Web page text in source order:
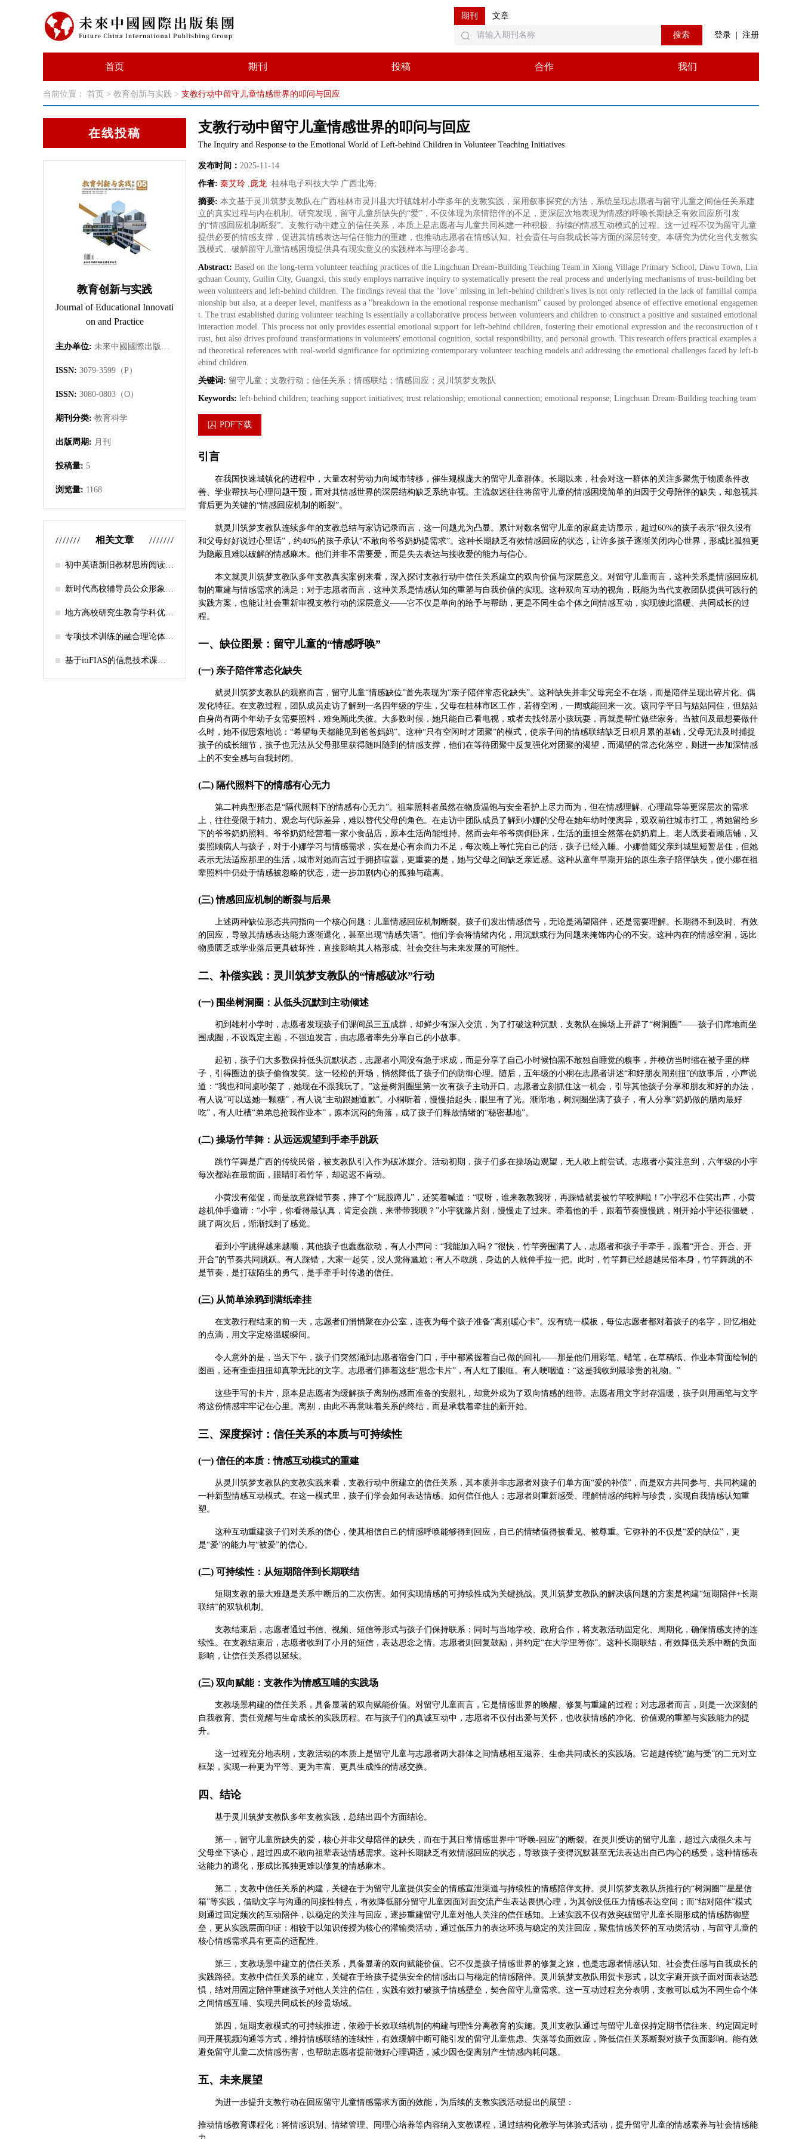
期刊 文章
搜索 登录 注册
首页 期刊 投稿 合作 我们
当前位置： 首页 > 教育创新与实践 > 支教行动中留守儿童情感世界的叩问与回应
在线投稿
教育创新与实践
Journal of Educational Innovati
on and Practice
主办单位: 未來中國國際出版集團有限公司
ISSN: 3079-3599（P）
ISSN: 3080-0803（O）
期刊分类: 教育科学
出版周期: 月刊
投稿量: 5
浏览量: 1168
相关文章
初中英语新旧教材思辨阅读任
新时代高校辅导员公众形象塑
地方高校研究生教育学科优化
径探析
专项技术训练的融合理论体系
基于itiFIAS的信息技术课堂
支教行动中留守儿童情感世界的叩问与回应
The Inquiry and Response to the Emotional World of Left-behind Children in Volunteer Teaching Initiatives
发布时间： 2025-11-14
作者: 秦艾玲 ,庞龙 :桂林电子科技大学 广西北海;
摘要: 本文基于灵川筑梦支教队在广西桂林市灵川县大圩镇雄村小学多年的支教实践，采用叙事探究的方法，系统呈现志愿者与留守儿童之间信任关系建
立的真实过程与内在机制。研究发现，留守儿童所缺失的“爱”，不仅体现为亲情陪伴的不足，更深层次地表现为情感的呼唤长期缺乏有效回应所引发
的“情感回应机制断裂”。支教行动中建立的信任关系，本质上是志愿者与儿童共同构建一种积极、持续的情感互动模式的过程。这一过程不仅为留守儿童
提供必要的情感支撑，促进其情感表达与信任能力的重建，也推动志愿者在情感认知、社会责任与自我成长等方面的深层转变。本研究为优化当代支教实
践模式、破解留守儿童情感困境提供具有现实意义的实践样本与理论参考。
Abstract: Based on the long-term volunteer teaching practices of the Lingchuan Dream-Building Teaching Team in Xiong Village Primary School, Dawu Town, Lin
gchuan County, Guilin City, Guangxi, this study employs narrative inquiry to systematically present the real process and underlying mechanisms of trust-building bet
ween volunteers and left-behind children. The findings reveal that the "love" missing in left-behind children's lives is not only reflected in the lack of familial compa
nionship but also, at a deeper level, manifests as a "breakdown in the emotional response mechanism" caused by prolonged absence of effective emotional engagemen
t. The trust established during volunteer teaching is essentially a collaborative process between volunteers and children to construct a positive and sustained emotional
interaction model. This process not only provides essential emotional support for left-behind children, fostering their emotional expression and the reconstruction of t
rust, but also drives profound transformations in volunteers' emotional cognition, social responsibility, and personal growth. This research offers practical examples a
nd theoretical references with real-world significance for optimizing contemporary volunteer teaching models and addressing the emotional challenges faced by left-b
ehind children.
关键词: 留守儿童；支教行动；信任关系；情感联结；情感回应；灵川筑梦支教队
Keywords: left-behind children; teaching support initiatives; trust relationship; emotional connection; emotional response; Lingchuan Dream-Building teaching team
PDF下载
引言
在我国快速城镇化的进程中，大量农村劳动力向城市转移，催生规模庞大的留守儿童群体。长期以来，社会对这一群体的关注多聚焦于物质条件改
善、学业帮扶与心理问题干预，而对其情感世界的深层结构缺乏系统审视。主流叙述往往将留守儿童的情感困境简单的归因于父母陪伴的缺失，却忽视其
背后更为关键的“情感回应机制的断裂”。
就灵川筑梦支教队连续多年的支教总结与家访记录而言，这一问题尤为凸显。累计对数名留守儿童的家庭走访显示，超过60%的孩子表示“很久没有
和父母好好说过心里话”，约40%的孩子承认“不敢向爷爷奶奶提需求”。这种长期缺乏有效情感回应的状态，让许多孩子逐渐关闭内心世界，形成比孤独更
为隐蔽且难以破解的情感麻木。他们并非不需要爱，而是失去表达与接收爱的能力与信心。
本文就灵川筑梦支教队多年支教真实案例来看，深入探讨支教行动中信任关系建立的双向价值与深层意义。对留守儿童而言，这种关系是情感回应机
制的重建与情感需求的满足；对于志愿者而言，这种关系是情感认知的重塑与自我价值的实现。这种双向互动的视角，既能为当代支教团队提供可践行的
实践方案，也能让社会重新审视支教行动的深层意义——它不仅是单向的给予与帮助，更是不同生命个体之间情感互动，实现彼此温暖、共同成长的过
程。
一、缺位图景：留守儿童的“情感呼唤”
(一) 亲子陪伴常态化缺失
就灵川筑梦支教队的观察而言，留守儿童“情感缺位”首先表现为“亲子陪伴常态化缺失”。这种缺失并非父母完全不在场，而是陪伴呈现出碎片化、偶
发化特征。在支教过程，团队成员走访了解到一名四年级的学生，父母在桂林市区工作，若得空闲，一周或能回来一次。该同学平日与姑姑同住，但姑姑
自身尚有两个年幼子女需要照料，难免顾此失彼。大多数时候，她只能自己看电视，或者去找邻居小孩玩耍，再就是帮忙做些家务。当被问及最想要做什
么时，她不假思索地说：“希望每天都能见到爸爸妈妈”。这种“只有空闲时才团聚”的模式，使亲子间的情感联结缺乏日积月累的基础，父母无法及时捕捉
孩子的成长细节，孩子也无法从父母那里获得随叫随到的情感支撑，他们在等待团聚中反复强化对团聚的渴望，而渴望的常态化落空，则进一步加深情感
上的不安全感与自我封闭。
(二) 隔代照料下的情感有心无力
第二种典型形态是“隔代照料下的情感有心无力”。祖辈照料者虽然在物质温饱与安全看护上尽力而为，但在情感理解、心理疏导等更深层次的需求
上，往往受限于精力、观念与代际差异，难以替代父母的角色。在走访中团队成员了解到小娜的父母在她年幼时便离异，双双前往城市打工，将她留给乡
下的爷爷奶奶照料。爷爷奶奶经营着一家小食品店，原本生活尚能维持。然而去年爷爷病倒卧床，生活的重担全然落在奶奶肩上。老人既要看顾店铺，又
要照顾病人与孩子，对于小娜学习与情感需求，实在是心有余而力不足，每次晚上等忙完自己的活，孩子已经入睡。小娜曾随父亲到城里短暂居住，但她
表示无法适应那里的生活，城市对她而言过于拥挤喧嚣，更重要的是，她与父母之间缺乏亲近感。这种从童年早期开始的原生亲子陪伴缺失，使小娜在祖
辈照料中仍处于情感被忽略的状态，进一步加剧内心的孤独与疏离。
(三) 情感回应机制的断裂与后果
上述两种缺位形态共同指向一个核心问题：儿童情感回应机制断裂。孩子们发出情感信号，无论是渴望陪伴，还是需要理解。长期得不到及时、有效
的回应，导致其情感表达能力逐渐退化，甚至出现“情感失语”。他们学会将情绪内化，用沉默或行为问题来掩饰内心的不安。这种内在的情感空洞，远比
物质匮乏或学业落后更具破坏性，直接影响其人格形成、社会交往与未来发展的可能性。
二、补偿实践：灵川筑梦支教队的“情感破冰”行动
(一) 围坐树洞圈：从低头沉默到主动倾述
初到雄村小学时，志愿者发现孩子们课间虽三五成群，却鲜少有深入交流，为了打破这种沉默，支教队在操场上开辟了“树洞圈”——孩子们席地而坐
围成圈，不设既定主题，不强迫发言，由志愿者率先分享自己的小故事。
起初，孩子们大多数保持低头沉默状态，志愿者小周没有急于求成，而是分享了自己小时候怕黑不敢独自睡觉的糗事，并模仿当时缩在被子里的样
子，引得圈边的孩子偷偷发笑。这一轻松的开场，悄然降低了孩子们的防御心理。随后，五年级的小桐在志愿者讲述“和好朋友闹别扭”的故事后，小声说
道：“我也和同桌吵架了，她现在不跟我玩了。”这是树洞圈里第一次有孩子主动开口。志愿者立刻抓住这一机会，引导其他孩子分享和朋友和好的办法，
有人说“可以送她一颗糖”，有人说“主动跟她道歉”。小桐听着，慢慢抬起头，眼里有了光。渐渐地，树洞圈坐满了孩子，有人分享“奶奶做的腊肉最好
吃”，有人吐槽“弟弟总抢我作业本”，原本沉闷的角落，成了孩子们释放情绪的“秘密基地”。
(二) 操场竹竿舞：从远远观望到手牵手跳跃
跳竹竿舞是广西的传统民俗，被支教队引入作为破冰媒介。活动初期，孩子们多在操场边观望，无人敢上前尝试。志愿者小黄注意到，六年级的小宇
每次都站在最前面，眼睛盯着竹竿，却迟迟不肯动。
小黄没有催促，而是故意踩错节奏，摔了个“屁股蹲儿”，还笑着喊道：“哎呀，谁来教教我呀，再踩错就要被竹竿咬脚啦！”小宇忍不住笑出声，小黄
趁机伸手邀请：“小宇，你看得最认真，肯定会跳，来带带我呗？”小宇犹豫片刻，慢慢走了过来。牵着他的手，跟着节奏慢慢跳，刚开始小宇还很僵硬，
跳了两次后，渐渐找到了感觉。
看到小宇跳得越来越顺，其他孩子也蠢蠢欲动，有人小声问：“我能加入吗？”很快，竹竿旁围满了人，志愿者和孩子手牵手，跟着“开合、开合、开
开合”的节奏共同跳跃。有人踩错，大家一起笑，没人觉得尴尬；有人不敢跳，身边的人就伸手拉一把。此时，竹竿舞已经超越民俗本身，竹竿舞跳的不
是节奏，是打破陌生的勇气，是手牵手时传递的信任。
(三) 从简单涂鸦到满纸牵挂
在支教行程结束的前一天，志愿者们悄悄聚在办公室，连夜为每个孩子准备“离别暖心卡”。没有统一模板，每位志愿者都对着孩子的名字，回忆相处
的点滴，用文字定格温暖瞬间。
令人意外的是，当天下午，孩子们突然涌到志愿者宿舍门口，手中都紧握着自己做的回礼——那是他们用彩笔、蜡笔，在草稿纸、作业本背面绘制的
图画，还有歪歪扭扭却真挚无比的文字。志愿者们捧着这些“思念卡片”，有人红了眼眶。有人哽咽道：“这是我收到最珍贵的礼物。”
这些手写的卡片，原本是志愿者为缓解孩子离别伤感而准备的安慰礼，却意外成为了双向情感的纽带。志愿者用文字封存温暖，孩子则用画笔与文字
将这份情感牢牢记在心里。离别，由此不再意味着关系的终结，而是承载着牵挂的新开始。
三、深度探讨：信任关系的本质与可持续性
(一) 信任的本质：情感互动模式的重建
从灵川筑梦支教队的支教实践来看，支教行动中所建立的信任关系，其本质并非志愿者对孩子们单方面“爱的补偿”，而是双方共同参与、共同构建的
一种新型情感互动模式。在这一模式里，孩子们学会如何表达情感、如何信任他人；志愿者则重新感受、理解情感的纯粹与珍贵，实现自我情感认知重
塑。
这种互动重建孩子们对关系的信心，使其相信自己的情感呼唤能够得到回应，自己的情绪值得被看见、被尊重。它弥补的不仅是“爱的缺位”，更
是“爱”的能力与“被爱”的信心。
(二) 可持续性：从短期陪伴到长期联结
短期支教的最大难题是关系中断后的二次伤害。如何实现情感的可持续性成为关键挑战。灵川筑梦支教队的解决该问题的方案是构建“短期陪伴+长期
联结”的双轨机制。
支教结束后，志愿者通过书信、视频、短信等形式与孩子们保持联系；同时与当地学校、政府合作，将支教活动固定化、周期化，确保情感支持的连
续性。在支教结束后，志愿者收到了小月的短信，表达思念之情。志愿者则回复鼓励，并约定“在大学里等你”。这种长期联结，有效降低关系中断的负面
影响，让信任关系得以延续。
(三) 双向赋能：支教作为情感互哺的实践场
支教场景构建的信任关系，具备显著的双向赋能价值。对留守儿童而言，它是情感世界的唤醒、修复与重建的过程；对志愿者而言，则是一次深刻的
自我教育、责任觉醒与生命成长的实践历程。在与孩子们的真诚互动中，志愿者不仅付出爱与关怀，也收获情感的净化、价值观的重塑与实践能力的提
升。
这一过程充分地表明，支教活动的本质上是留守儿童与志愿者两大群体之间情感相互滋养、生命共同成长的实践场。它超越传统“施与受”的二元对立
框架，实现一种更为平等、更为丰富、更具生成性的情感交换。
四、结论
基于灵川筑梦支教队多年支教实践，总结出四个方面结论。
第一，留守儿童所缺失的爱，核心并非父母陪伴的缺失，而在于其日常情感世界中“呼唤-回应”的断裂。在灵川受访的留守儿童，超过六成很久未与
父母坐下谈心，超过四成不敢向祖辈表达情感需求。这种长期缺乏有效情感回应的状态，导致孩子变得沉默甚至无法表达出自己内心的感受，这种情感表
达能力的退化，形成比孤独更难以修复的情感麻木。
第二，支教中信任关系的构建，关键在于为留守儿童提供安全的情感宣泄渠道与持续性的情感陪伴支持。灵川筑梦支教队所推行的“树洞圈”“星星信
箱”等实践，借助文字与沟通的间接性特点，有效降低部分留守儿童因面对面交流产生表达畏惧心理，为其创设低压力情感表达空间；而“结对陪伴”模式
则通过固定频次的互动陪伴，以稳定的关注与回应，逐步重建留守儿童对他人关注的信任感知。上述实践不仅有效突破留守儿童长期形成的情感防御壁
垒，更从实践层面印证：相较于以知识传授为核心的灌输类活动，通过低压力的表达环境与稳定的关注回应，聚焦情感关怀的互动类活动，与留守儿童的
核心情感需求具有更高的适配性。
第三，支教场景中建立的信任关系，具备显著的双向赋能价值。它不仅是孩子情感世界的修复之旅，也是志愿者情感认知、社会责任感与自我成长的
实践路径。支教中信任关系的建立，关键在于给孩子提供安全的情感出口与稳定的情感陪伴。灵川筑梦支教队用贺卡形式，以文字避开孩子面对面表达恐
惧，结对用固定陪伴重建孩子对他人关注的信任，实践有效打破孩子情感壁垒，契合留守儿童需求。这一互动过程充分表明，支教可以成为不同生命个体
之间情感互哺、实现共同成长的珍贵场域。
第四，短期支教模式的可持续推进，依赖于长效联结机制的构建与理性分离教育的实施。灵川支教队通过与留守儿童保持定期书信往来、约定固定时
间开展视频沟通等方式，维持情感联结的连续性，有效缓解中断可能引发的留守儿童焦虑、失落等负面效应，降低信任关系断裂对孩子负面影响。能有效
避免留守儿童二次情感伤害，也帮助志愿者提前做好心理调适，减少因仓促离别产生情感内耗问题。
五、未来展望
为进一步提升支教行动在回应留守儿童情感需求方面的效能，为后续的支教实践活动提出的展望：
推动情感教育课程化：将情感识别、情绪管理、同理心培养等内容纳入支教课程，通过结构化教学与体验式活动，提升留守儿童的情感素养与社会情感能